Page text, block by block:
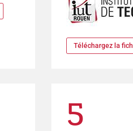
Téléchargez la
5